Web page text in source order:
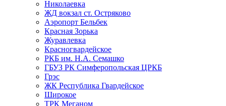
Николаевка
ЖД вокзал ст. Остряково
Аэропорт Бельбек
Красная Зорька
Журавлевка
Красногвардейское
РКБ им. Н.А. Семашко
ГБУЗ РК Симферопольская ЦРКБ
Грэс
ЖК Республика Гвардейское
Широкое
ТРК Меганом